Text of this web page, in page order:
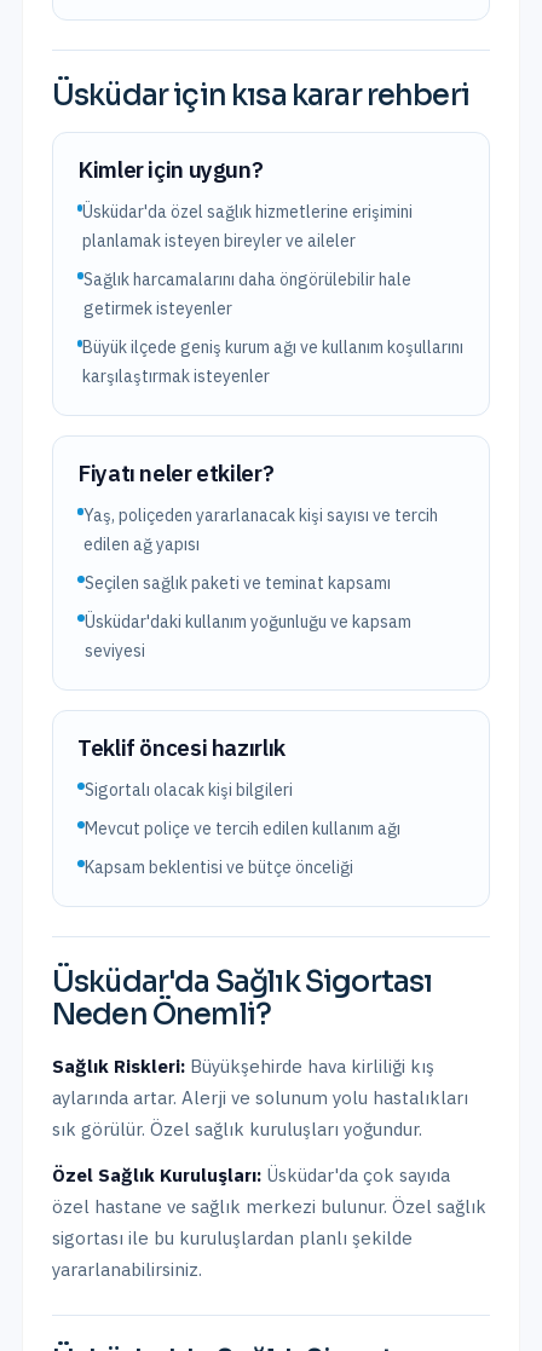
Üsküdariçin kısa karar rehberi
Kimler için uygun?
Üsküdar'da özel sağlık hizmetlerine erişimini
planlamak isteyen bireyler ve aileler
Sağlık harcamalarını daha öngörülebilir hale
getirmek isteyenler
Büyük ilçede geniş kurum ağı ve kullanım koşullarını
karşılaştırmak isteyenler
Fiyatı neler etkiler?
Yaş, poliçeden yararlanacak kişi sayısı ve tercih
edilen ağ yapısı
Seçilen sağlık paketi ve teminat kapsamı
Üsküdar'daki kullanım yoğunluğu ve kapsam
seviyesi
Teklif öncesi hazırlık
Sigortalı olacak kişi bilgileri
Mevcut poliçe ve tercih edilen kullanım ağı
Kapsam beklentisi ve bütçe önceliği
Üsküdar'da Sağlık Sigortası
Neden Önemli?
Sağlık Riskleri: Büyükşehirde hava kirliliği kış
aylarında artar. Alerji ve solunum yolu hastalıkları
sık görülür. Özel sağlık kuruluşları yoğundur.
Özel Sağlık Kuruluşları: Üsküdar'da çok sayıda
özel hastane ve sağlık merkezi bulunur. Özel sağlık
sigortası ile bu kuruluşlardan planlı şekilde
yararlanabilirsiniz.